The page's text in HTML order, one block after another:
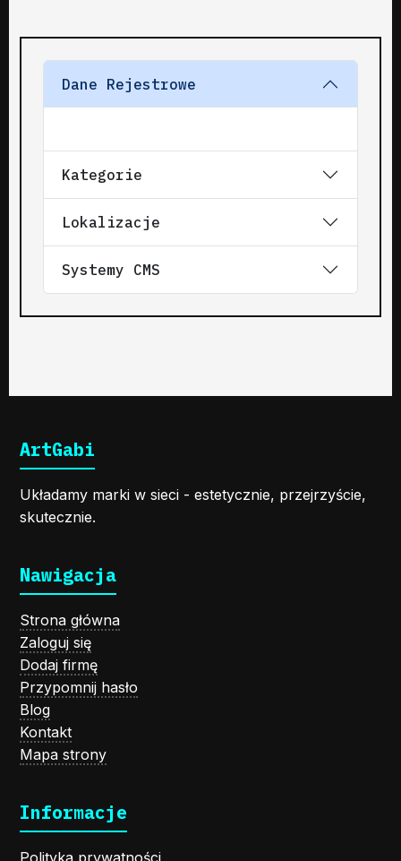
Dane Rejestrowe
Kategorie
Lokalizacje
Systemy CMS
ArtGabi
Układamy marki w sieci - estetycznie, przejrzyście,
skutecznie.
Nawigacja
Strona główna
Zaloguj się
Dodaj firmę
Przypomnij hasło
Blog
Kontakt
Mapa strony
Informacje